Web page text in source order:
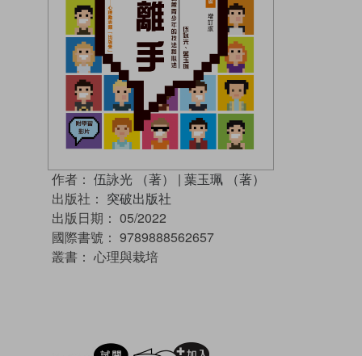
作者： 伍詠光 （著） | 葉玉珮 （著）
出版社： 突破出版社
出版日期： 05/2022
國際書號： 9789888562657
叢書： 心理與栽培
試閲